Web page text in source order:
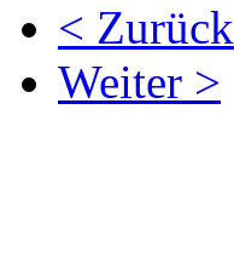
< Zurück
Weiter >